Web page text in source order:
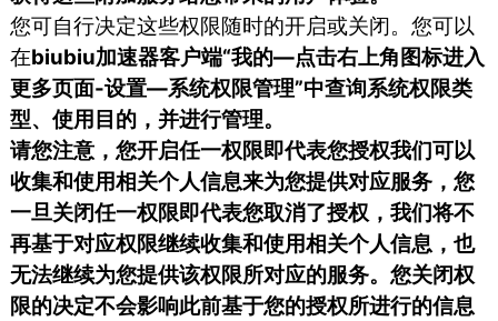
您可自行决定这些权限随时的开启或关闭。您可以
在biubiu加速器客户端“我的—点击右上角图标进入
更多页面-设置—系统权限管理”中查询系统权限类
型、使用目的，并进行管理。
请您注意，您开启任一权限即代表您授权我们可以
收集和使用相关个人信息来为您提供对应服务，您
一旦关闭任一权限即代表您取消了授权，我们将不
再基于对应权限继续收集和使用相关个人信息，也
无法继续为您提供该权限所对应的服务。您关闭权
限的决定不会影响此前基于您的授权所进行的信息